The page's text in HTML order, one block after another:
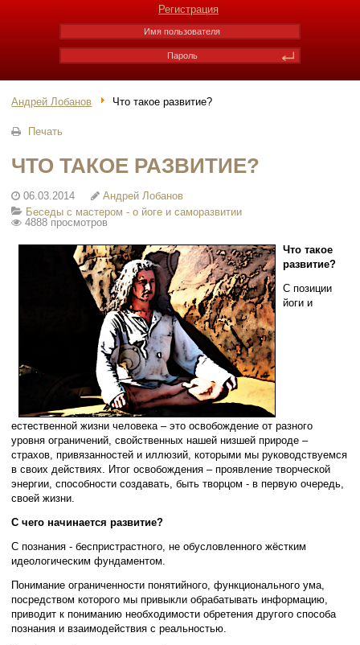
Регистрация
Андрей Лобанов Что такое развитие?
Печать
ЧТО ТАКОЕ РАЗВИТИЕ?
06.03.2014
Андрей Лобанов
Беседы с мастером - о йоге и саморазвитии
4888 просмотров
Что такое
развитие?
С позиции
йоги и
естественной жизни человека – это освобождение от разного
уровня ограничений, свойственных нашей низшей природе –
страхов, привязанностей и иллюзий, которыми мы руководствуемся
в своих действиях. Итог освобождения – проявление творческой
энергии, способности создавать, быть творцом - в первую очередь,
своей жизни.
С чего начинается развитие?
С познания - беспристрастного, не обусловленного жёстким
идеологическим фундаментом.
Понимание ограниченности понятийного, функционального ума,
посредством которого мы привыкли обрабатывать информацию,
приводит к пониманию необходимости обретения другого способа
познания и взаимодействия с реальностью.